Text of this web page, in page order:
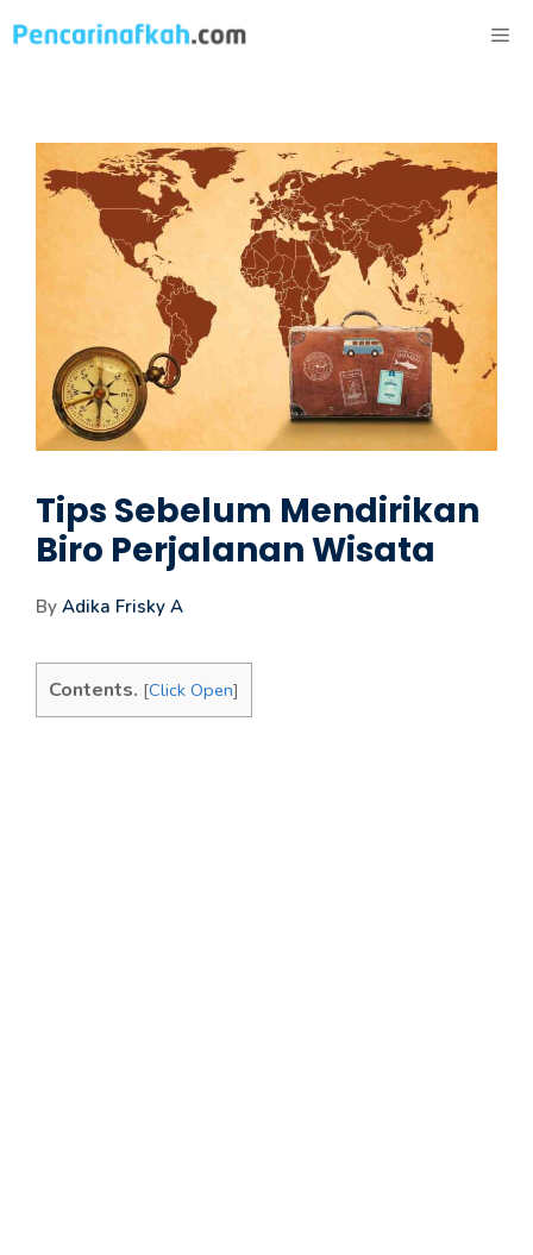
ke
Tips Sebelum Mendirikan
Biro Perjalanan Wisata
By Adika Frisky A
Contents. [Click Open]